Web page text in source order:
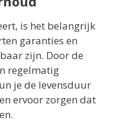
is het belangrijk
garanties en
zijn. Door de
regelmatig
je de levensduur
ervoor zorgen dat